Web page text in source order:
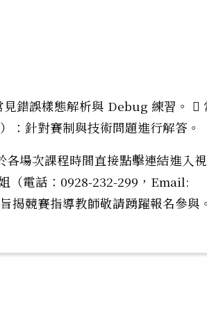
錯誤樣態解析與 Debug 練習。 
：針對賽制與技術問題進行解答。
場次課程時間直接點擊連結進入
（電話：0928-232-299，Email:
競賽指導教師敬請踴躍報名參與。